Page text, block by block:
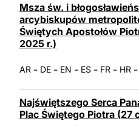
Msza św. i
arcybiskupów
Świętych Apostołów
2025 r.)
AR - DE - EN - ES - FR - HR -
Najświętszego Serca
Plac Świętego Piotra (27